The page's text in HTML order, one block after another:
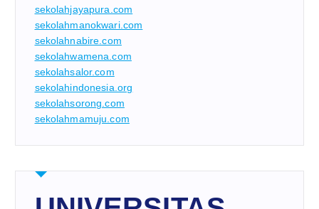
sekolahjayapura.com
sekolahmanokwari.com
sekolahnabire.com
sekolahwamena.com
sekolahsalor.com
sekolahindonesia.org
sekolahsorong.com
sekolahmamuju.com